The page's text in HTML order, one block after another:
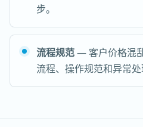
步。
流程规范— 客户价格混
流程、操作规范和异常处